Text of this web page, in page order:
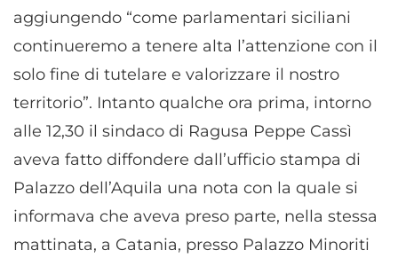
aggiungendo “come parlamentari siciliani
continueremo a tenere alta l’attenzione con il
solo fine di tutelare e valorizzare il nostro
territorio”. Intanto qualche ora prima, intorno
alle 12,30 il sindaco di Ragusa Peppe Cassì
aveva fatto diffondere dall’ufficio stampa di
Palazzo dell’Aquila una nota con la quale si
informava che aveva preso parte, nella stessa
mattinata, a Catania, presso Palazzo Minoriti